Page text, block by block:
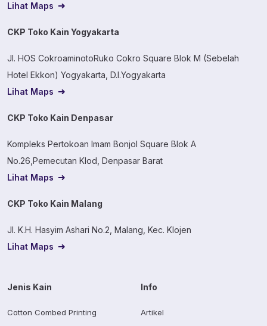
Lihat Maps
CKP Toko Kain Yogyakarta
Jl. HOS CokroaminotoRuko Cokro Square Blok M (Sebelah
Hotel Ekkon) Yogyakarta, D.I.Yogyakarta
Lihat Maps
CKP Toko Kain Denpasar
Kompleks Pertokoan Imam Bonjol Square Blok A
No.26,Pemecutan Klod, Denpasar Barat
Lihat Maps
CKP Toko Kain Malang
Jl. K.H. Hasyim Ashari No.2, Malang, Kec. Klojen
Lihat Maps
Jenis Kain
Cotton Combed Printing
Info
Artikel